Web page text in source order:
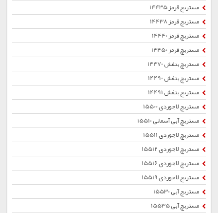
مستربچ قرمز 14435
مستربچ قرمز 14438
مستربچ قرمز 14440
مستربچ قرمز 14450
مستربچ بنفش 14470
مستربچ بنفش 14490
مستربچ بنفش 14491
مستربچ لاجوردی 15500
مستربچ آبی آسمانی 15510
مستربچ لاجوردی 15511
مستربچ لاجوردی 15512
مستربچ لاجوردی 15516
مستربچ لاجوردی 15519
مستربچ آبی 15530
مستربچ آبی 15535